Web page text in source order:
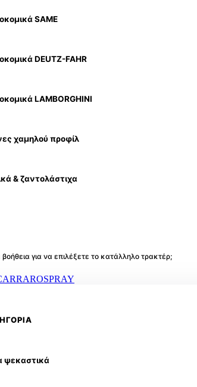
SAME
DEUTZ-FAHR
LAMBORGHINI
χαμηλού προφίλ
& ζαντολάστιχα
βοήθεια για να επιλέξετε το κατάλληλο τρακτέρ;
ψεκαστικά